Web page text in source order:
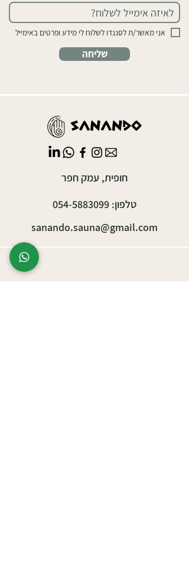
חופית, עמק חפר
טלפון:054-5883099
sanando.sauna@gmail.com
אני מאשר/ת לסננדו לשלוח לי מידע ופרטים באימייל
שליחה